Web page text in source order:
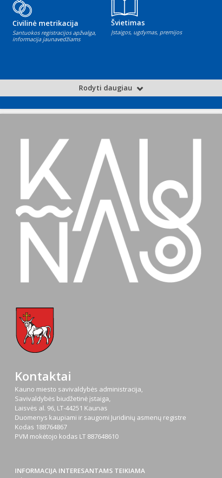
Civilinė metrikacija
Santuokos registracijos apžvalga,
informacija jaunavedžiams
Švietimas
Įstaigos, ugdymas, premijos
Rodyti daugiau
Kontaktai
Kauno miesto savivaldybės administracija,
Savivaldybės biudžetinė įstaiga,
Laisvės al. 96, LT-44251 Kaunas
Duomenys kaupiami ir saugomi Juridinių asmenų registre
Kodas 188764867
PVM mokėtojo kodas LT 887648610
INFORMACIJA INTERESANTAMS TEIKIAMA